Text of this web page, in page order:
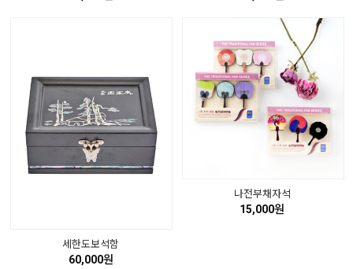
세한도보석함
60,000원
나전부채자석
15,000원